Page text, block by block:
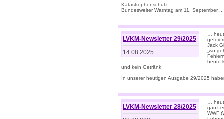
Katastrophenschutz
Bundesweiter Warntag am 11. September
LVKM-Newsletter 29/2025
14.08.2025
…
Jack
„wo
heute
und kein Getränk.
In unserer heutigen Ausgabe 29/2025
LVKM-Newsletter 28/2025
…
ganz
WWF